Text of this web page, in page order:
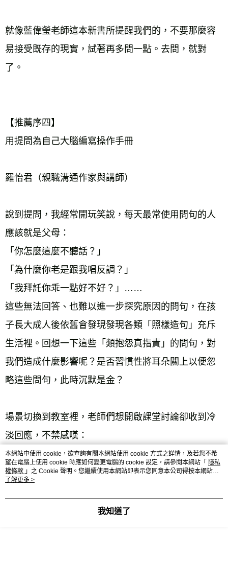
就像藍偉瑩老師這本新書所提醒我們的，不要那麼容
易接受既存的現實，試著再多問一點。去問，就對
了。
【推薦序四】
用提問為自己大腦編寫操作手冊
羅怡君（親職溝通作家與講師）
說到提問，我經常開玩笑說，每天最常使用問句的人
應該就是父母：
「你怎麼這麼不聽話？」
「為什麼你老是跟我唱反調？」
「我拜託你乖一點好不好？」……
這些無法回答、也難以進一步探究原因的問句，在孩
子長大成人後依舊會發現發現各類「照樣造句」充斥
生活裡。回想一下這些「類抱怨真指責」的問句，對
我們造成什麼影響呢？是否習慣性將耳朵關上以便忽
略這些問句，此時沉默是金？
場景切換到教室裡，老師們想開啟課堂討論卻收到冷
淡回應，不禁感嘆：
「為什麼你們沒有意見也沒有問題？」
而學生心中可能想的是：「學這些以後用不到的東西
這兩組問句像不像古裝劇深宮怨婦裡的自怨自艾、自
本網站中使用 cookie，欲查詢有關本網站使用 cookie 方式之詳情，及若您不希
望在電腦上使用 cookie 時應如何變更電腦的 cookie 設定，請參閱本網站「 隱私
權條款 」之 Cookie 聲明。您繼續使用本網站即表示您同意本公司得按本網站使
用條款之 Cookie 聲明使用 cookie。
了解更多 >
我知道了